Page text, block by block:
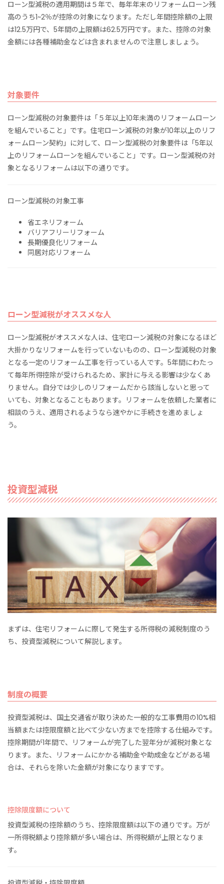
ローン型減税の適用期間は５年で、毎年年末のリフォームローン残
高のうち1~2％が控除の対象になります。ただし年間控除額の上限
は12.5万円で、5年間の上限額は62.5万円です。また、控除の対象
金額には各種補助金などは含まれませんので注意しましょう。
対象要件
ローン型減税の対象要件は「５年以上10年未満のリフォームローン
を組んでいること」です。住宅ローン減税の対象が10年以上のリフ
ォームローン契約」に対して、ローン型減税の対象要件は「5年以
上のリフォームローンを組んでいること」です。ローン型減税の対
象となるリフォームは以下の通りです。
ローン型減税の対象工事
省エネリフォーム
バリアフリーリフォーム
長期優良化リフォーム
同居対応リフォーム
ローン型減税がオススメな人
ローン型減税がオススメな人は、住宅ローン減税の対象になるほど
大掛かりなリフォームを行っていないものの、ローン型減税の対象
となる一定のリフォーム工事を行っている人です。5年間にわたっ
て毎年所得控除が受けられるため、家計に与える影響は少なくあ
りません。自分では少しのリフォームだから該当しないと思って
いても、対象となることもあります。リフォームを依頼した業者に
相談のうえ、適用されるようなら速やかに手続きを進めましょ
う。
投資型減税
まずは、住宅リフォームに際して発生する所得税の減税制度のう
ち、投資型減税について解説します。
制度の概要
投資型減税は、国土交通省が取り決めた一般的な工事費用の10%相
当額または控限度額と比べて少ない方までを控除する仕組みです。
控除期間が1年間で、リフォームが完了した翌年分が減税対象とな
ります。また、リフォームにかかる補助金や助成金などがある場
合は、それらを除いた金額が対象になりますです。
控除限度額について
投資型減税の控除額のうち、控除限度額は以下の通りです。万が
一所得税額より控除額が多い場合は、所得税額が上限となりま
す。